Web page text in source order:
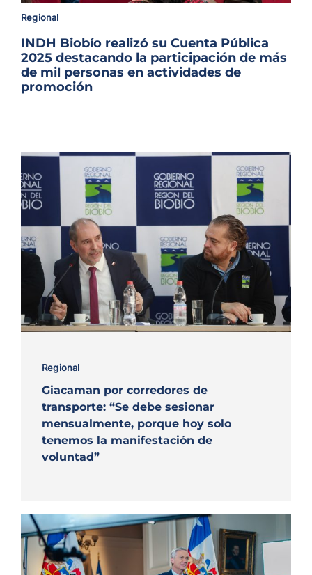
Regional
INDH Biobío realizó su Cuenta Pública
2025 destacando la participación de más
de mil personas en actividades de
promoción
Regional
Giacaman por corredores de
transporte: “Se debe sesionar
mensualmente, porque hoy solo
tenemos la manifestación de
voluntad”